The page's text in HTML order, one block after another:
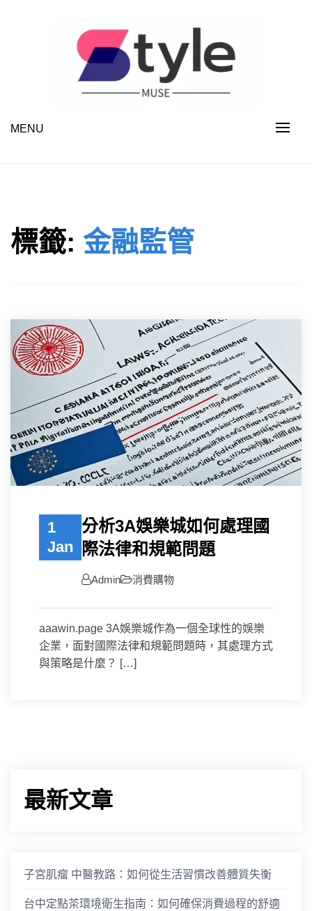
STYLE MUSE
MENU
標籤: 金融監管
1
Jan
分析3A娛樂城如何處理國
際法律和規範問題
Admin 消費購物
aaawin.page 3A娛樂城作為一個全球性的娛樂
企業，面對國際法律和規範問題時，其處理方式
與策略是什麼？ […]
最新文章
子宮肌瘤 中醫教路：如何從生活習慣改善體質失衡
台中定點茶環境衛生指南：如何確保消費過程的舒適